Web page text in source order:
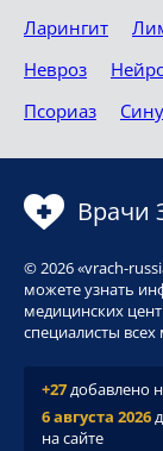
Ларингит
Невроз
Псориаз
Врачи
© 2026 «vrach-
можете узнать
медицинских
специалисты
+27добавлено
6 августа 2026
на сайте